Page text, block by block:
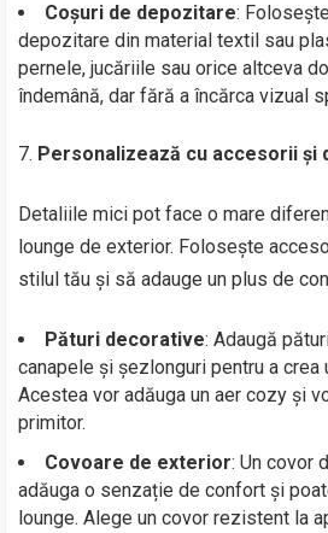
Coșuri de depozitare:
depozitare din material textil sau
pernele, jucăriile sau orice altceva
îndemână, dar fără a încărca vizual
Personalizează cu accesorii și
Detaliile mici pot face o mare
lounge de exterior. Folosește
stilul tău și să adauge un plus de
Pături decorative: Adaugă
canapele și șezlonguri pentru a crea
Acestea vor adăuga un aer cozy și
primitor.
Covoare de exterior: Un covor
adăuga o senzație de confort și
lounge. Alege un covor rezistent la